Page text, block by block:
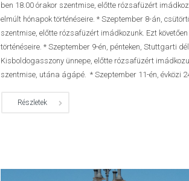
ben 18.00 órakor szentmise, előtte rózsafüzért
elmúlt hónapok történéseire. * Szeptember 8-án,
szentmise, előtte rózsafüzért imádkozunk. Ezt
történéseire. * Szeptember 9-én, pénteken, Stuttgarti
Kisboldogasszony ünnepe, előtte rózsafüzért
szentmise, utána ágápé. * Szeptember 11-én, évközi
Részletek